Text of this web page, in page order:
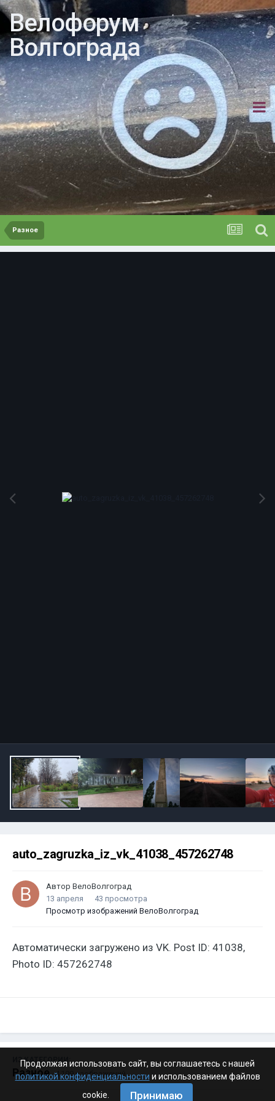
Велофорум
Волгограда
Разное
auto_zagruzka_iz_vk_41038_457262748
Автор ВелоВолгоград
13 апреля
43 просмотра
Просмотр изображений ВелоВолгоград
Автоматически загружено из VK. Post ID: 41038,
Photo ID: 457262748
ИЗ КАТЕГОРИИ:
Разное · 4 199 изображений
Продолжая использовать сайт, вы соглашаетесь с нашей
политикой конфиденциальности и использованием файлов
cookie.
Принимаю